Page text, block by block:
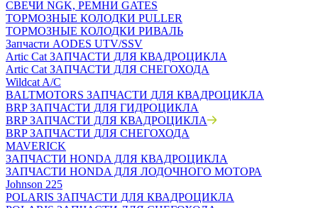
СВЕЧИ NGK, РЕМНИ GATES
ТОРМОЗНЫЕ КОЛОДКИ PULLER
ТОРМОЗНЫЕ КОЛОДКИ РИВАЛЬ
Запчасти AODES UTV/SSV
Artic Cat ЗАПЧАСТИ ДЛЯ КВАДРОЦИКЛА
Artic Cat ЗАПЧАСТИ ДЛЯ СНЕГОХОДА
Wildcat A/C
BALTMOTORS ЗАПЧАСТИ ДЛЯ КВАДРОЦИКЛА
BRP ЗАПЧАСТИ ДЛЯ ГИДРОЦИКЛА
BRP ЗАПЧАСТИ ДЛЯ КВАДРОЦИКЛА
BRP ЗАПЧАСТИ ДЛЯ СНЕГОХОДА
MAVERICK
ЗАПЧАСТИ HONDA ДЛЯ КВАДРОЦИКЛА
ЗАПЧАСТИ HONDA ДЛЯ ЛОДОЧНОГО МОТОРА
Johnson 225
POLARIS ЗАПЧАСТИ ДЛЯ КВАДРОЦИКЛА